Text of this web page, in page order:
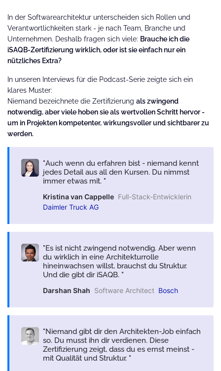
In der Softwarearchitektur unterscheiden sich Rollen und
Verantwortlichkeiten stark - je nach Team, Branche und
Unternehmen. Deshalb fragen sich viele: Brauche ich die
iSAQB-Zertifizierung wirklich, oder ist sie einfach nur ein
nützliches Extra?
In unseren Interviews für die Podcast-Serie zeigte sich ein
klares Muster:
Niemand bezeichnete die Zertifizierung als zwingend
notwendig, aber viele hoben sie als wertvollen Schritt hervor -
um in Projekten kompetenter, wirkungsvoller und sichtbarer zu
werden.
Auch wenn du erfahren bist - niemand kennt
jedes Detail aus all den Kursen. Du nimmst
immer etwas mit.
Kristina van Cappelle Full-Stack-Entwicklerin
Daimler Truck AG
Es ist nicht zwingend notwendig. Aber wenn
du wirklich in eine Architekturrolle
hineinwachsen willst, brauchst du Struktur.
Und die gibt dir iSAQB.
Darshan Shah Software Architect Bosch
Niemand gibt dir den Architekten-Job einfach
so. Du musst ihn dir verdienen. Diese
Zertifizierung zeigt, dass du es ernst meinst -
mit Qualität und Struktur.